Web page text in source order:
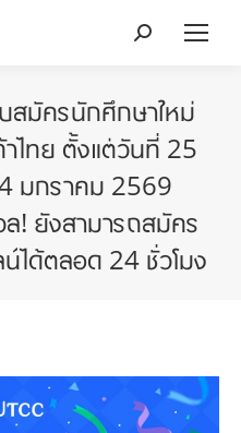
Search:
สมัครนักศึกษาใหม่
ไทย ตั้งแต่วันที่ 25
มกราคม 2569
! ยังสามารถสมัคร
ได้ตลอด 24 ชั่วโมง